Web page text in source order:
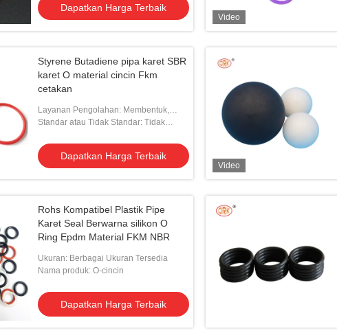
Seal
Dapatkan Harga Terbaik
Video
Styrene Butadiene pipa karet SBR
karet O material cincin Fkm
cetakan
Layanan Pengolahan: Membentuk,
Memotong
Standar atau Tidak Standar: Tidak
Dapatkan Harga Terbaik
Video
Rohs Kompatibel Plastik Pipe
Karet Seal Berwarna silikon O
Ring Epdm Material FKM NBR
Ukuran: Berbagai Ukuran Tersedia
Nama produk: O-cincin
Dapatkan Harga Terbaik